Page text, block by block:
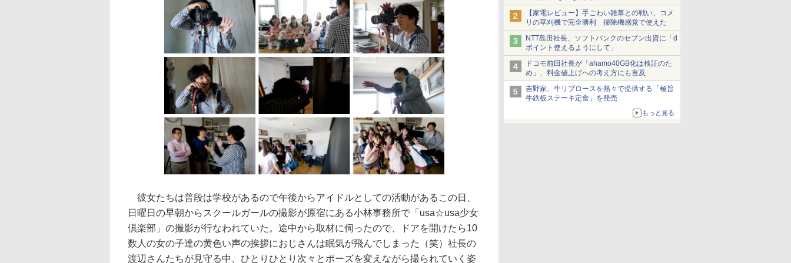
【家電レビュー】手ごわい雑草との戦い、コメ
リの草刈機で完全勝利 掃除機感覚で使えた
NTT島田社長、ソフトバンクのセブン出資に「d
ポイント使えるようにして」
ドコモ前田社長が「ahamo40GB化は検証のた
め」、料金値上げへの考え方にも言及
吉野家、牛リブロースを熱々で提供する「極旨
牛鉄板ステーキ定食」を発売
もっと見る
彼女たちは普段は学校があるので午後からアイドルとしての活動があるこの日、
日曜日の早朝からスクールガールの撮影が原宿にある小林事務所で「usa☆usa少女
倶楽部」の撮影が行なわれていた。途中から取材に伺ったので、ドアを開けたら10
数人の女の子達の黄色い声の挨拶におじさんは眠気が飛んでしまった（笑）社長の
渡辺さんたちが見守る中、ひとりひとり次々とポーズを変えながら撮られていく姿